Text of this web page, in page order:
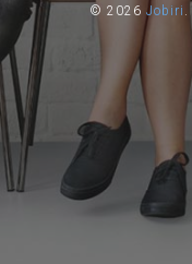
© 2026 Jobiri